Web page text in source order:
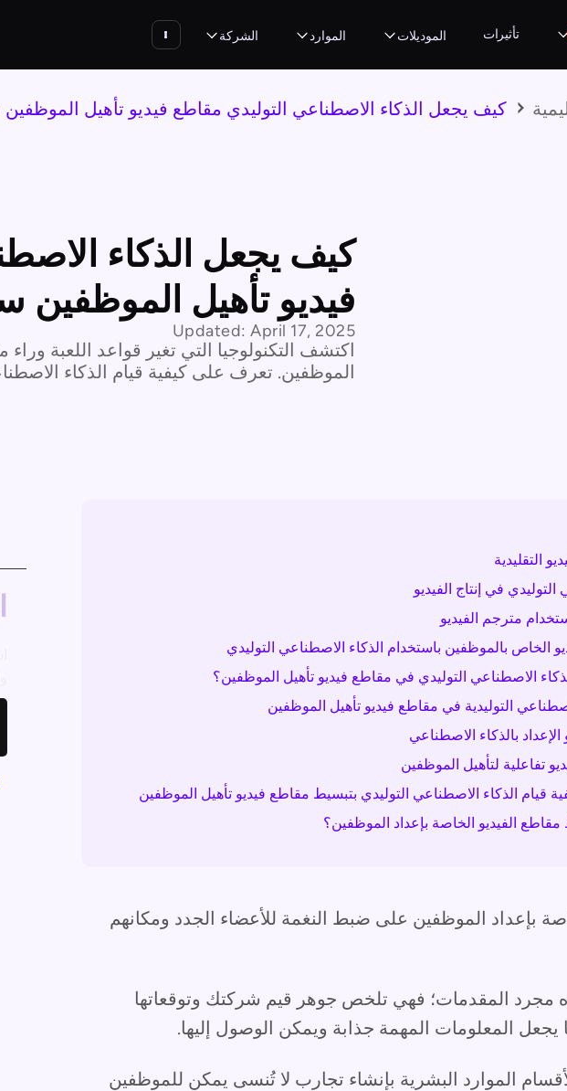
تأثيرات الموديلات الموارد الشركة
كيف يجعل الذكاء الاصطناعي التوليدي مقاطع فيديو تأهيل
كيف يجعل الذكاء
فيديو تأهيل الموظفين
Updated: April 17, 2025
اكتشف التكنولوجيا التي تغير قواعد اللعبة
الموظفين. تعرف على كيفية قيام الذكاء
التقليدية
في إنتاج الفيديو
مترجم الفيديو
الخاص بالموظفين باستخدام الذكاء الاصطناعي التوليدي
الاصطناعي التوليدي في مقاطع فيديو تأهيل الموظفين؟
التوليدية في مقاطع فيديو تأهيل الموظفين
بالذكاء الاصطناعي
تفاعلية لتأهيل الموظفين
قيام الذكاء الاصطناعي التوليدي بتبسيط مقاطع فيديو تأهيل الموظفين
الفيديو الخاصة بإعداد الموظفين؟
بإعداد الموظفين على ضبط النغمة للأعضاء الجدد ومكانهم
مجرد المقدمات؛ فهي تلخص جوهر قيم شركتك وتوقعاتها
يجعل المعلومات المهمة جذابة ويمكن الوصول إليها.
الموارد البشرية بإنشاء تجارب لا تُنسى يمكن للموظفين